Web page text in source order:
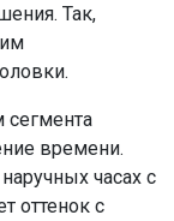
Так,
сегмента
времени.
часах с
оттенок с